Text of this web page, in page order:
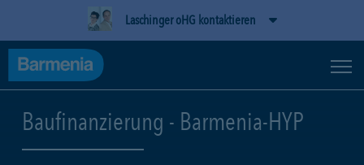
Laschinger oHG kontaktieren
Baufinanzierung - Barmenia-HYP